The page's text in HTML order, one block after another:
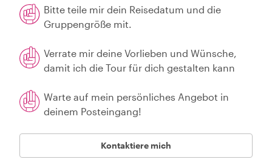
Bitte teile mir dein Reisedatum und die
Gruppengröße mit.
Verrate mir deine Vorlieben und Wünsche,
damit ich die Tour für dich gestalten kann
Warte auf mein persönliches Angebot in
deinem Posteingang!
Kontaktiere mich